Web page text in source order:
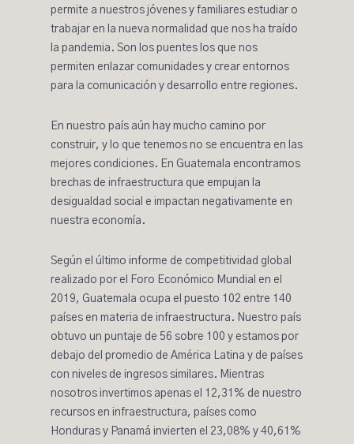
permite a nuestros jóvenes y familiares estudiar o
trabajar en la nueva normalidad que nos ha traído
la pandemia. Son los puentes los que nos
permiten enlazar comunidades y crear entornos
para la comunicación y desarrollo entre regiones.
En nuestro país aún hay mucho camino por
construir, y lo que tenemos no se encuentra en las
mejores condiciones. En Guatemala encontramos
brechas de infraestructura que empujan la
desigualdad social e impactan negativamente en
nuestra economía.
Según el último informe de competitividad global
realizado por el Foro Económico Mundial en el
2019, Guatemala ocupa el puesto 102 entre 140
países en materia de infraestructura. Nuestro país
obtuvo un puntaje de 56 sobre 100 y estamos por
debajo del promedio de América Latina y de países
con niveles de ingresos similares. Mientras
nosotros invertimos apenas el 12,31% de nuestro
recursos en infraestructura, países como
Honduras y Panamá invierten el 23,08% y 40,61%